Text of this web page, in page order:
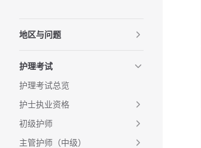
地区与问题
护理考试
护理考试总览
护士执业资格
初级护师
主管护师（中级）